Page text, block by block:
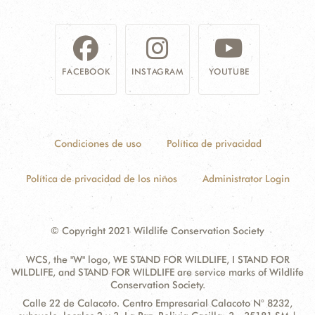
NOSOTROS
DONA
FACEBOOK INSTAGRAM YOUTUBE
Condiciones de uso Política de privacidad
Política de privacidad de los niños Administrator Login
© Copyright 2021 Wildlife Conservation Society
WCS, the "W" logo, WE STAND FOR WILDLIFE, I STAND FOR
WILDLIFE, and STAND FOR WILDLIFE are service marks of Wildlife
Conservation Society.
Contact
Address:
Calle 22 de Calacoto. Centro Empresarial Calacoto N° 8232,